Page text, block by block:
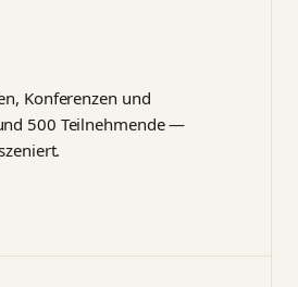
Konferenzen und
500 Teilnehmende —